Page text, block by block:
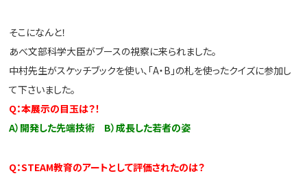
そこになんと！
あべ文部科学大臣がブースの視察に来られました。
中村先生がスケッチブックを使い、「A・B」の札を使ったクイズに参加し
て下さいました。
Q：本展示の目玉は？！
A）開発した先端技術 B）成長した若者の姿
Q：STEAM教育のアートとして評価されたのは？